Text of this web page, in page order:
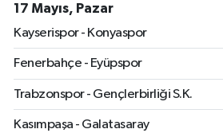
17 Mayıs, Pazar
Kayserispor - Konyaspor
Fenerbahçe - Eyüpspor
Trabzonspor - Gençlerbirliği S.K.
Kasımpaşa - Galatasaray